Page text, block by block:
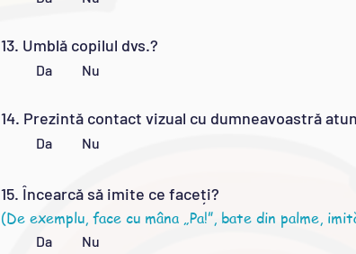
13. Umblă copilul dvs.?
Da Nu
14. Prezintă contact vizual cu dumneavoastră
Da Nu
15. Încearcă să imite ce faceți?
(De exemplu, face cu mâna „Pa!”, bate din palme,
Da Nu